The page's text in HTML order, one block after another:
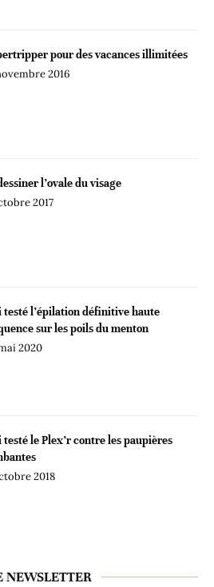
pour des vacances illimitées
2016
l’ovale du visage
2017
testé l’épilation définitive haute
sur les poils du menton
2020
testé le Plex’r contre les paupières
2018
NEWSLETTER